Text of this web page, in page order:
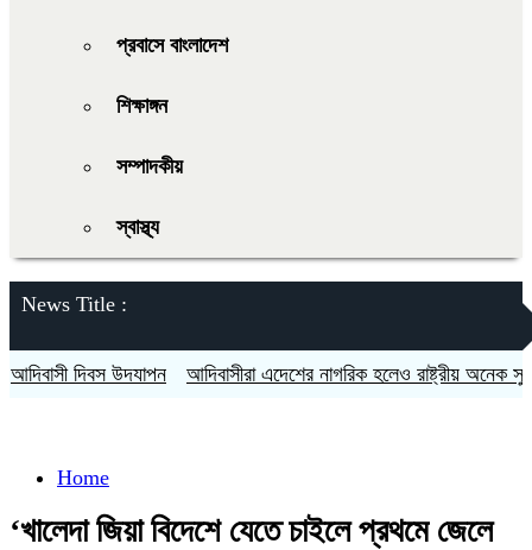
প্রবাসে বাংলাদেশ
শিক্ষাঙ্গন
সম্পাদকীয়
স্বাস্থ্য
News Title :
দিবস উদযাপন আদিবাসীরা এদেশের নাগরিক হলেও রাষ্ট্রীয় অনেক
Home
‘খালেদা জিয়া বিদেশে যেতে চাইলে প্রথমে জেলে